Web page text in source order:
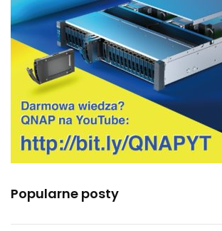
Popularne posty